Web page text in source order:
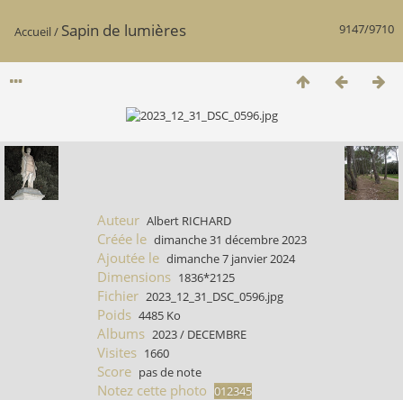
9147/9710
Accueil/ Sapin de lumières
Auteur Albert RICHARD
Créée le dimanche 31 décembre 2023
Ajoutée le dimanche 7 janvier 2024
Dimensions 1836*2125
Fichier 2023_12_31_DSC_0596.jpg
Poids 4485 Ko
Albums 2023/ DECEMBRE
Visites 1660
Score pas de note
Notez cette photo